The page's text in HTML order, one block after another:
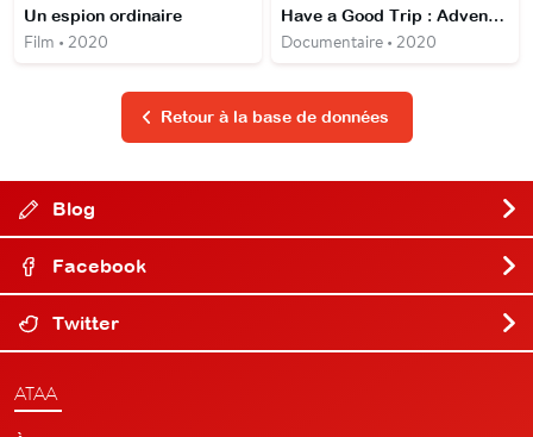
Un espion ordinaire
Film • 2020
Have a Good Trip : Adventures in Psychedelics
Documentaire • 2020
Retour à la base de données
Blog
Facebook
Twitter
ATAA